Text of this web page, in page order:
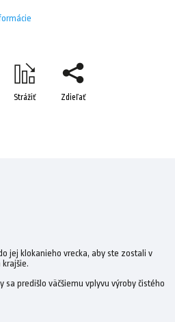
Strážiť Zdieľať
jej klokanieho vrecka, aby ste zostali v
predišlo väčšiemu vplyvu výroby čistého